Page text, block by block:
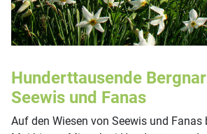
Hunderttausende
Seewis und Fanas
Auf den Wiesen von Seewis und